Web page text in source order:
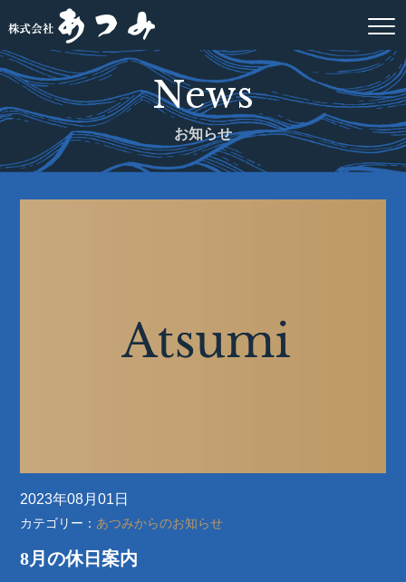
News
お知らせ
2023年08月01日
カテゴリー： あつみからのお知らせ
8月の休日案内